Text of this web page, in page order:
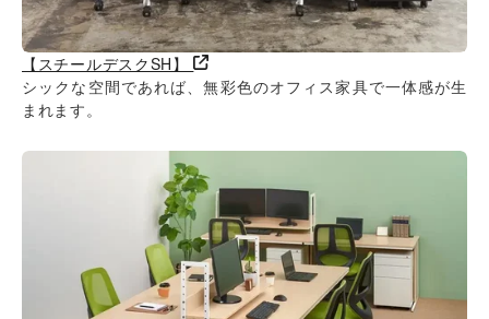
【スチールデスクSH】
シックな空間であれば、無彩色のオフィス家具で一体感が生
まれます。